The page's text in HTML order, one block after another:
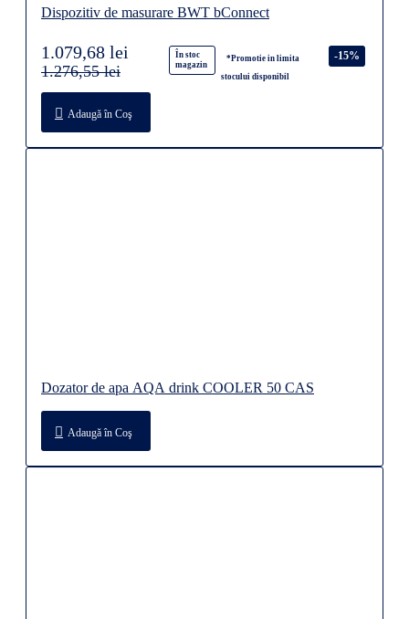
Dispozitiv de masurare BWT bConnect
În stoc
magazin
*Promotie in limita
stocului disponibil
-15%
1.079,68 lei
1.276,55 lei
Adaugă în Coş
Dozator de apa AQA drink COOLER 50 CAS
Adaugă în Coş